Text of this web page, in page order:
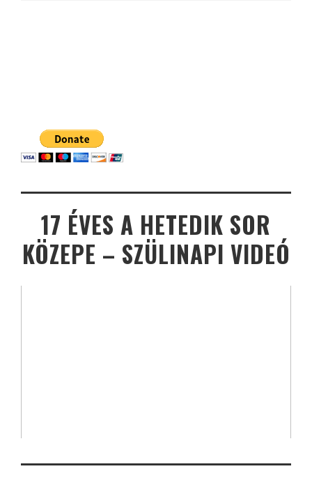
17 ÉVES A HETEDIK SOR
KÖZEPE – SZÜLINAPI VIDEÓ